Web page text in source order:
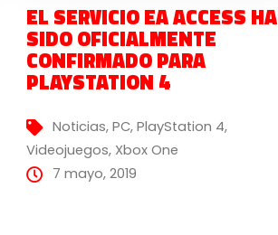
EL SERVICIO EA ACCESS HA
SIDO OFICIALMENTE
CONFIRMADO PARA
PLAYSTATION 4
Noticias,PC,PlayStation 4,
Videojuegos, Xbox One
7 mayo, 2019